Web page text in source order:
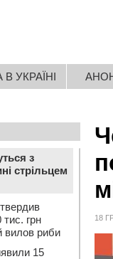
В УКРАЇНІ
18
з
стрільцем
грн
вилов риби
15